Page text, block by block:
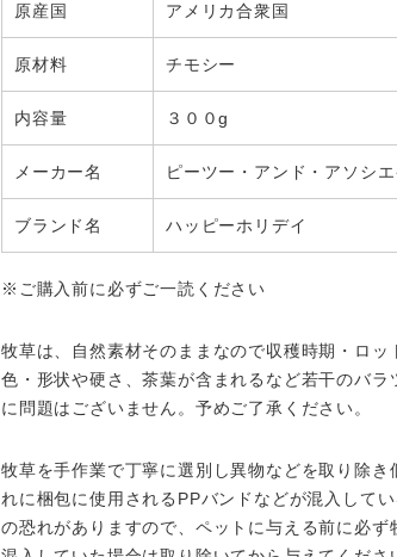
原産国 アメリカ合衆国
原材料 チモシー
内容量 ３００g
メーカー名 ピーツー・アンド・アソシ
ブランド名 ハッピーホリデイ
※ご購入前に必ずご一読ください
牧草は、自然素材そのままなので収穫時期・ロッ
色・形状や硬さ、茶葉が含まれるなど若干のバラ
に問題はございません。予めご了承ください。
牧草を手作業で丁寧に選別し異物などを取り除き
れに梱包に使用されるPPバンドなどが混入して
の恐れがありますので、ペットに与える前に必ず